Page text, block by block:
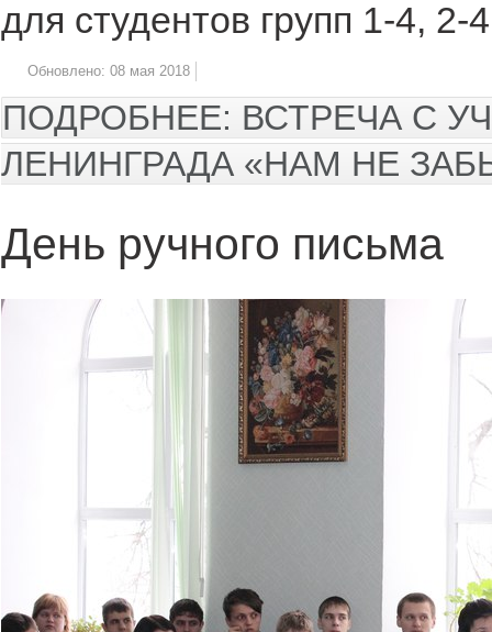
для студентов групп 1-4,
Обновлено: 08 мая 2018
ПОДРОБНЕЕ: ВСТРЕЧА С
ЛЕНИНГРАДА «НАМ НЕ
День ручного письма